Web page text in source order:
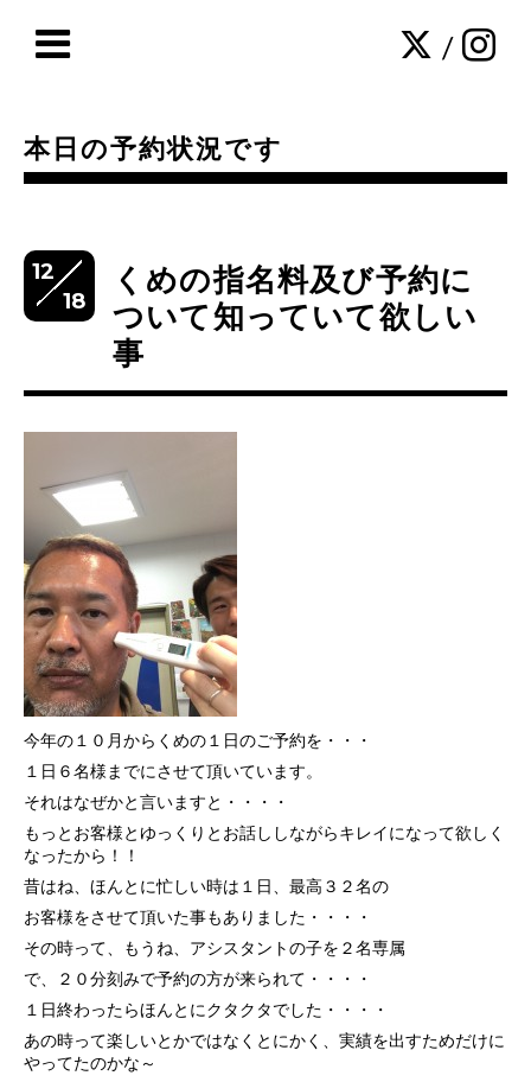
/
本日の予約状況です
12
18
くめの指名料及び予約に
ついて知っていて欲しい
事
今年の１０月からくめの１日のご予約を・・・
１日６名様までにさせて頂いています。
それはなぜかと言いますと・・・・
もっとお客様とゆっくりとお話ししながらキレイになって欲しく
なったから！！
昔はね、ほんとに忙しい時は１日、最高３２名の
お客様をさせて頂いた事もありました・・・・
その時って、もうね、アシスタントの子を２名専属
で、２０分刻みで予約の方が来られて・・・・
１日終わったらほんとにクタクタでした・・・・
あの時って楽しいとかではなくとにかく、実績を出すためだけに
やってたのかな～